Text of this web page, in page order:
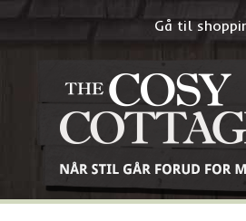
Gå til